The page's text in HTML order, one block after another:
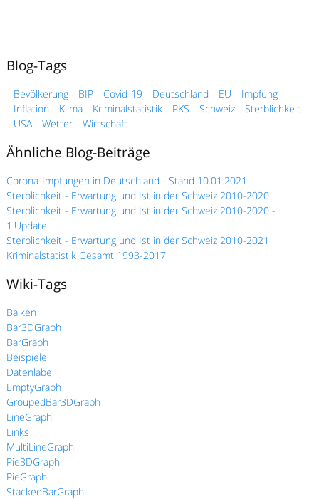
Blog-Tags
Bevölkerung BIP Covid-19 Deutschland EU
Impfung
Inflation
Klima Kriminalstatistik PKS Schweiz
Sterblichkeit
USA
Wetter Wirtschaft
Ähnliche Blog-Beiträge
Corona-Impfungen in Deutschland - Stand 10.01.2021
Sterblichkeit - Erwartung und Ist in der Schweiz 2010-2020
Sterblichkeit - Erwartung und Ist in der Schweiz 2010-2020 -
1.Update
Sterblichkeit - Erwartung und Ist in der Schweiz 2010-2021
Kriminalstatistik Gesamt 1993-2017
Wiki-Tags
Balken
Bar3DGraph
BarGraph
Beispiele
Datenlabel
EmptyGraph
GroupedBar3DGraph
LineGraph
Links
MultiLineGraph
Pie3DGraph
PieGraph
StackedBarGraph